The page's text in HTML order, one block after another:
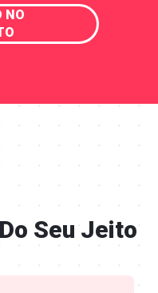
NO
Seu Jeito